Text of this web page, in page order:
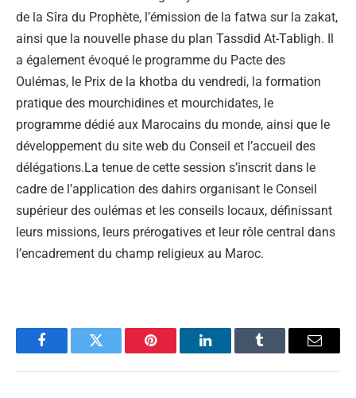
de la Sîra du Prophète, l’émission de la fatwa sur la zakat,
ainsi que la nouvelle phase du plan Tassdid At-Tabligh. Il
a également évoqué le programme du Pacte des
Oulémas, le Prix de la khotba du vendredi, la formation
pratique des mourchidines et mourchidates, le
programme dédié aux Marocains du monde, ainsi que le
développement du site web du Conseil et l’accueil des
délégations.La tenue de cette session s’inscrit dans le
cadre de l’application des dahirs organisant le Conseil
supérieur des oulémas et les conseils locaux, définissant
leurs missions, leurs prérogatives et leur rôle central dans
l’encadrement du champ religieux au Maroc.
FacebookTwitter Pinterest LinkedInTumblr Email